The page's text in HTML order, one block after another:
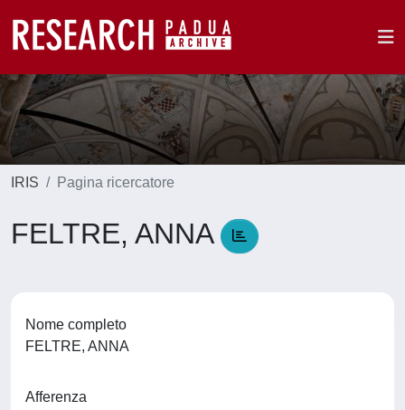
IRIS Pagina ricercatore
FELTRE, ANNA
Nome completo
FELTRE, ANNA
Afferenza